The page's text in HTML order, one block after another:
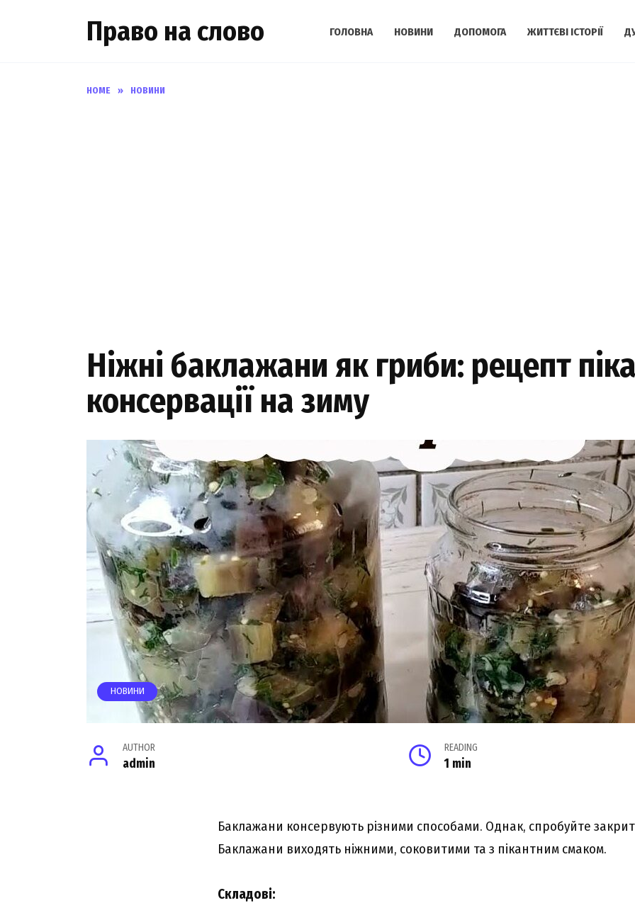
Право на слово ГОЛОВНА НОВИНИ ДОПОМОГА ЖИТТЄВІ ІСТОРІЇ
HOME » НОВИНИ
Ніжні баклажани як гриби: рецепт
консервації на зиму
НОВИНИ
AUTHOR
admin
READING
1 min
Баклажани консервують різними способами. Однак, спробуйте
Баклажани виходять ніжними, соковитими та з пікантним смаком.
Складові: